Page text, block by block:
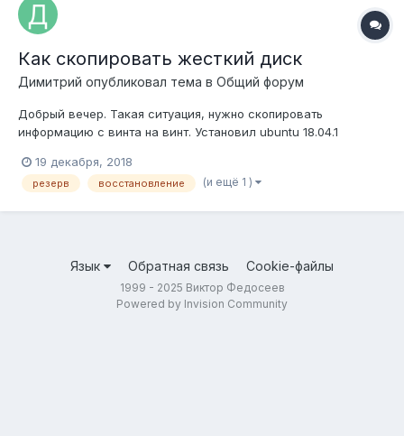
Как скопировать жесткий диск
Димитрий опубликовал тема в Общий форум
Добрый вечер. Такая ситуация, нужно скопировать
информацию с винта на винт. Установил ubuntu 18.04.1
информацию на первый. Не могу разобраться как. Объясните
недоразвитому, пожалуйста.
19 декабря, 2018
резерв восстановление (и ещё 1 )
Язык Обратная связь Cookie-файлы
1999 - 2025 Виктор Федосеев
Powered by Invision Community